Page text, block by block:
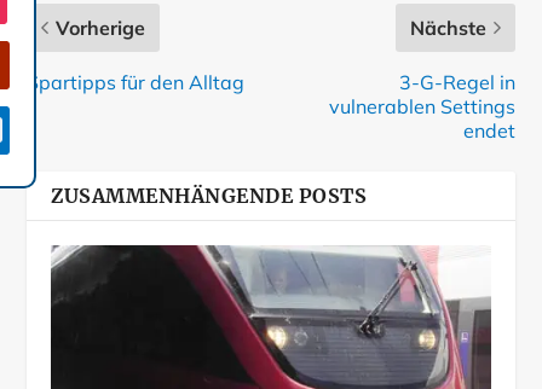
Vorherige
Spartipps für den Alltag
Nächste
3-G-Regel in
vulnerablen Settings
endet
ZUSAMMENHÄNGENDE POSTS